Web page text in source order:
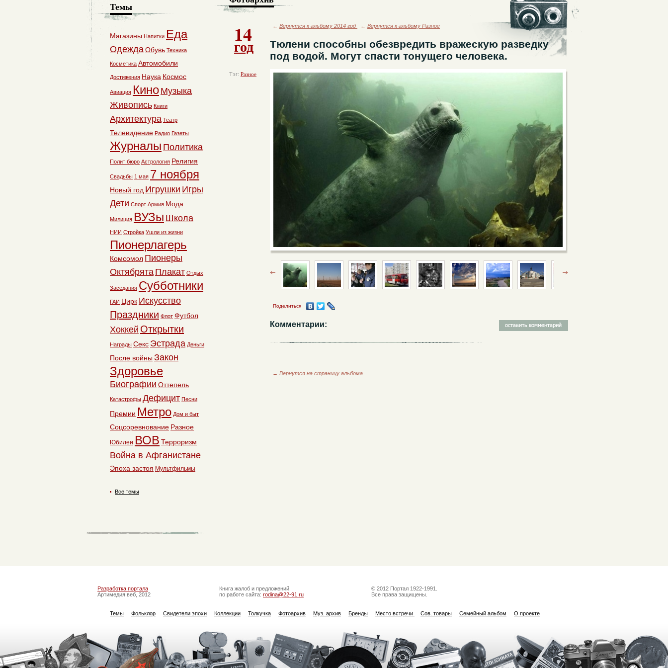
14
год
Тэг: Разное
← Вернутся к альбому 2014 год ← Вернутся к альбому Разное
Тюлени способны обезвредить вражескую разведку
под водой. Могут спасти тонущего человека.
Поделиться
Комментарии:
← Вернутся на страницу альбома
Темы
Магазины Напитки Еда
ОдеждаОбувь Техника
Косметика Автомобили
Достижения Наука Космос
Авиация Кино Музыка
Живопись Книги
Архитектура Театр
Телевидение Радио Газеты
Журналы Политика
Полит бюро Астрология Религия
Свадьбы 1 мая 7 ноября
Новый год Игрушки Игры
Дети Спорт Армия Мода
Милиция ВУЗы Школа
НИИ Стройка Ушли из жизни
Пионерлагерь
Комсомол Пионеры
Октябрята Плакат Отдых
Заседания Субботники
ГАИ Цирк Искусство
Праздники Флот Футбол
Хоккей Открытки
Награды Секс Эстрада Деньги
После войны Закон
Здоровье
Биографии Оттепель
Катастрофы Дефицит Песни
Премии Метро Дом и быт
Соцсоревнование Разное
Юбилеи ВОВ Терроризм
Война в Афганистане
Эпоха застоя Мультфильмы
Все темы
Разработка портала
Артимедия веб, 2012
Книга жалоб и предложений
по работе сайта: rodina@22-91.ru
© 2012 Портал 1922-1991.
Все права защищены.
Темы Фольклор Свидетели эпохи Коллекции Толкучка Фотоархив Муз. архив Бренды Место встречи Сов. товары Семейный альбом О проекте